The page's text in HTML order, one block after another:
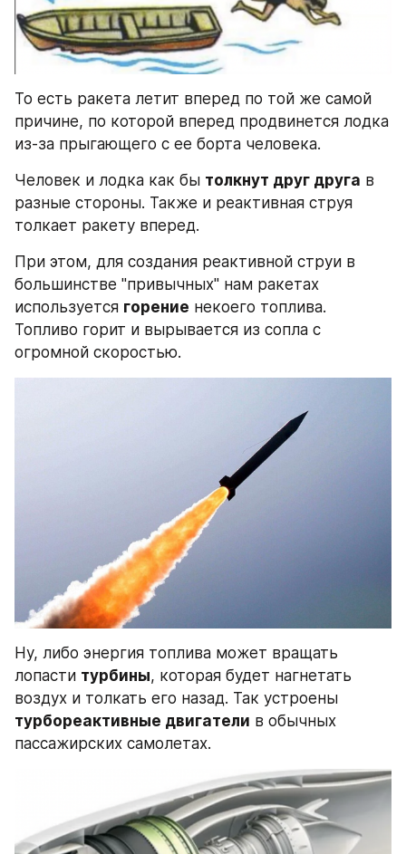
То есть ракета летит вперед по той же самой
причине, по которой вперед продвинется лодка
из-за прыгающего с ее борта человека.
Человек и лодка как бы толкнут друг друга в
разные стороны. Также и реактивная струя
толкает ракету вперед.
При этом, для создания реактивной струи в
большинстве "привычных" нам ракетах
используется горение некоего топлива.
Топливо горит и вырывается из сопла с
огромной скоростью.
Ну, либо энергия топлива может вращать
лопасти турбины, которая будет нагнетать
турбореактивные двигатели в обычных
пассажирских самолетах.